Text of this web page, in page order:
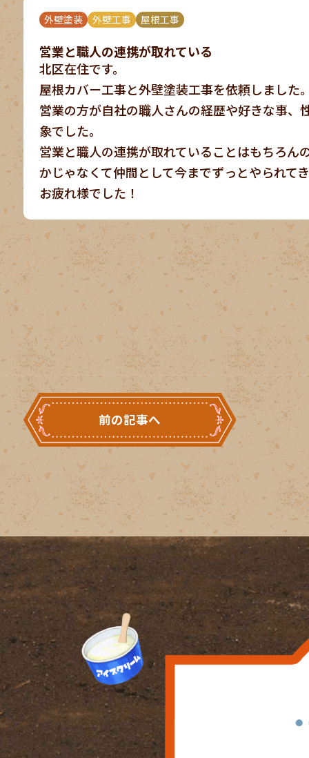
外壁塗装 外壁工事 屋根工事
営業と職人の連携が取れている
北区在住です。
屋根カバー工事と外壁塗装工事を依頼しました
営業の方が自社の職人さんの経歴や好きな事
象でした。
営業と職人の連携が取れていることはもちろん
かじゃなくて仲間として今までずっとやられて
お疲れ様でした！
前の記事へ